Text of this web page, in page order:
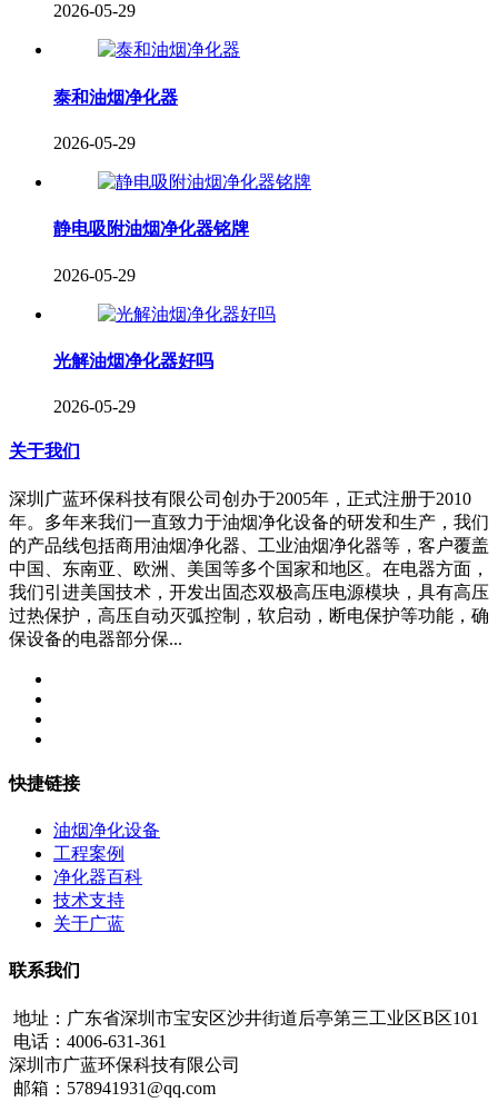
2026-05-29
泰和油烟净化器
2026-05-29
静电吸附油烟净化器铭牌
2026-05-29
光解油烟净化器好吗
2026-05-29
关于我们
深圳广蓝环保科技有限公司创办于2005年，正式注册于2010
年。多年来我们一直致力于油烟净化设备的研发和生产，我们
的产品线包括商用油烟净化器、工业油烟净化器等，客户覆盖
中国、东南亚、欧洲、美国等多个国家和地区。在电器方面，
我们引进美国技术，开发出固态双极高压电源模块，具有高压
过热保护，高压自动灭弧控制，软启动，断电保护等功能，确
保设备的电器部分保...
快捷链接
油烟净化设备
工程案例
净化器百科
技术支持
关于广蓝
联系我们
地址：广东省深圳市宝安区沙井街道后亭第三工业区B区101
电话：4006-631-361
深圳市广蓝环保科技有限公司
邮箱：578941931@qq.com